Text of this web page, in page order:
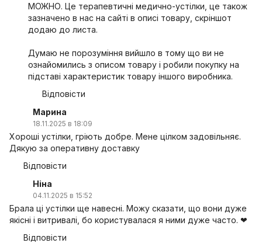
МОЖНО. Це терапевтичні медично-устілки, це також
зазначено в нас на сайті в описі товару, скріншот
додаю до листа.
Думаю не порозуміння вийшло в тому що ви не
ознайомились з описом товару і робили покупку на
підставі характеристик товару іншого виробника.
Відповісти
Марина
18.11.2025 в 18:09
Хороші устілки, гріють добре. Мене цілком задовільняє.
Дякую за оперативну доставку
Відповісти
Ніна
04.11.2025 в 15:52
Брала ці устілки ще навесні. Можу сказати, що вони дуже
якісні і витривалі, бо користувалася я ними дуже часто. ❤
Відповісти